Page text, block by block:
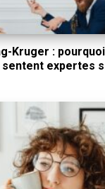
Kruger :
expertes